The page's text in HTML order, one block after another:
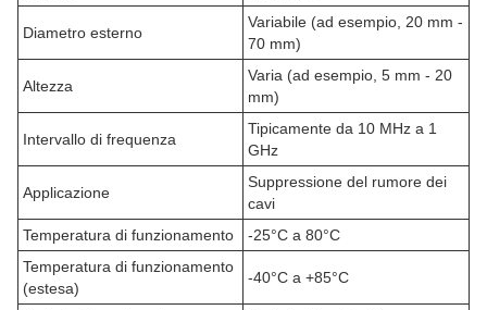
Diametro esterno
Variabile (ad esempio, 20 mm -
70 mm)
Altezza
Varia (ad esempio, 5 mm - 20
mm)
Intervallo di frequenza
Tipicamente da 10 MHz a 1
GHz
Applicazione
Suppressione del rumore dei
cavi
Temperatura di funzionamento
-25°C a 80°C
Temperatura di funzionamento
(estesa)
-40°C a +85°C